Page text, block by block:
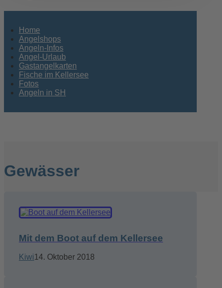
Home
Angelshops
Angeln-Infos
Angel-Urlaub
Gastangelkarten
Fische im Kellersee
Fotos
Angeln in SH
Gewässer
Mit dem Boot auf dem Kellersee
Kiwi14. Oktober 2018